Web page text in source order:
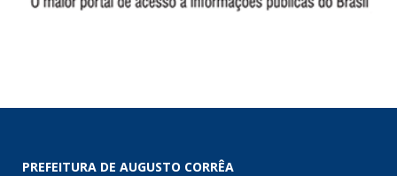
PREFEITURA DE AUGUSTO CORRÊA